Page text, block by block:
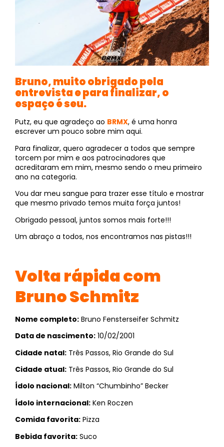
Bruno, muito obrigado pela
entrevista e para finalizar, o
espaço é seu.
Putz, eu que agradeço ao BRMX, é uma honra
escrever um pouco sobre mim aqui.
Para finalizar, quero agradecer a todos que sempre
torcem por mim e aos patrocinadores que
acreditaram em mim, mesmo sendo o meu primeiro
ano na categoria.
Vou dar meu sangue para trazer esse título e mostrar
que mesmo privado temos muita força juntos!
Obrigado pessoal, juntos somos mais forte!!!
Um abraço a todos, nos encontramos nas pistas!!!
Volta rápida com
Bruno Schmitz
Nome completo: Bruno Fensterseifer Schmitz
Data de nascimento: 10/02/2001
Cidade natal: Três Passos, Rio Grande do Sul
Cidade atual: Três Passos, Rio Grande do Sul
Ídolo nacional: Milton “Chumbinho” Becker
Ídolo internacional: Ken Roczen
Comida favorita: Pizza
Bebida favorita: Suco